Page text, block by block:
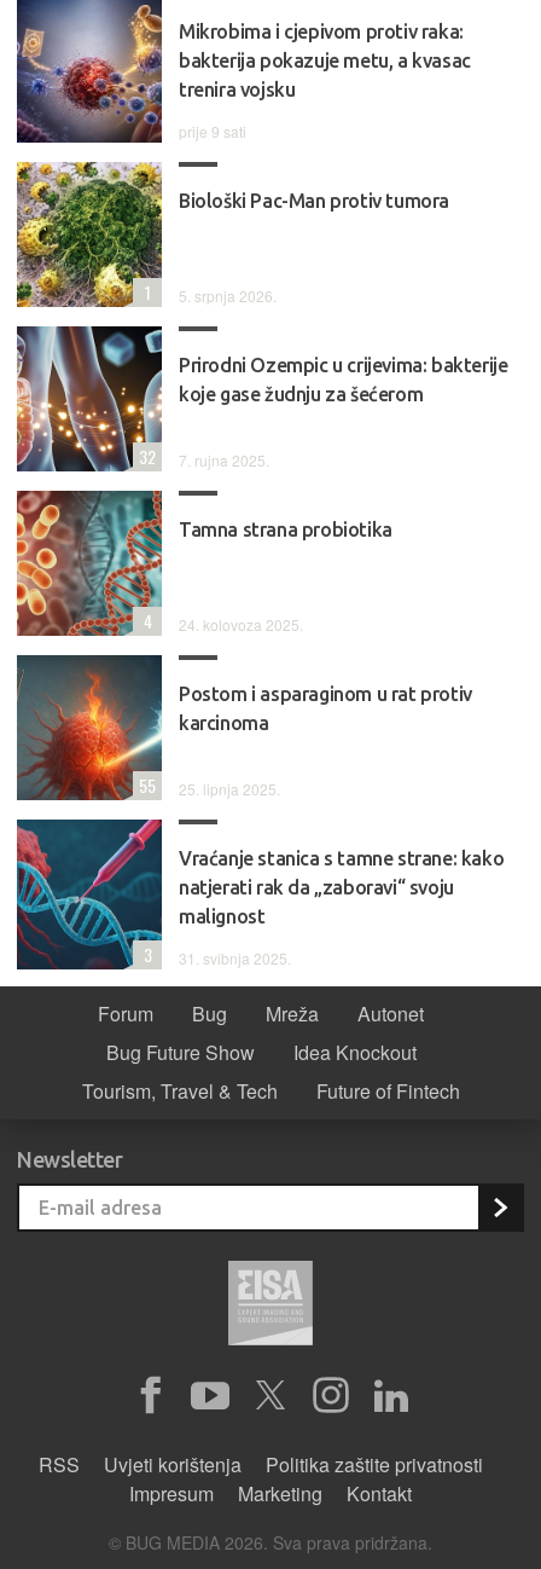
Mikrobima i cjepivom protiv raka:
bakterija pokazuje metu, a kvasac
trenira vojsku
prije 9 sati
Biološki Pac-Man protiv tumora
5. srpnja 2026.
1
Prirodni Ozempic u crijevima: bakterije
koje gase žudnju za šećerom
7. rujna 2025.
32
Tamna strana probiotika
24. kolovoza 2025.
4
Postom i asparaginom u rat protiv
karcinoma
25. lipnja 2025.
55
Vraćanje stanica s tamne strane: kako
natjerati rak da „zaboravi“ svoju
malignost
31. svibnja 2025.
3
Forum Bug Mreža
Autonet
Bug Future Show
Idea Knockout
Tourism, Travel & Tech
Future of Fintech
Newsletter
RSS Uvjeti korištenja
Politika zaštite privatnosti
Impresum
Marketing Kontakt
© BUG MEDIA 2026. Sva prava pridržana.